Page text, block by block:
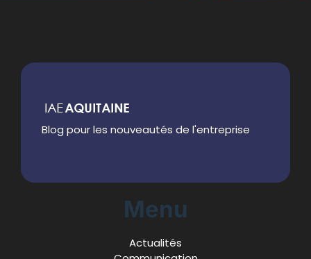
Blog pour les nouveautés de l'entreprise
Menu
Actualités